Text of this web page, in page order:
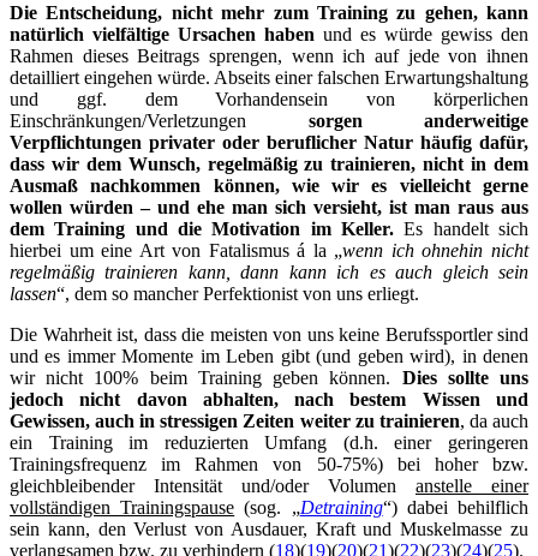
Die Entscheidung, nicht mehr zum Training zu gehen, kann
natürlich vielfältige Ursachen haben und es würde gewiss den
Rahmen dieses Beitrags sprengen, wenn ich auf jede von ihnen
detailliert eingehen würde. Abseits einer falschen Erwartungshaltung
und ggf. dem Vorhandensein von körperlichen
Einschränkungen/Verletzungen sorgen anderweitige
Verpflichtungen privater oder beruflicher Natur häufig dafür,
dass wir dem Wunsch, regelmäßig zu trainieren, nicht in dem
Ausmaß nachkommen können, wie wir es vielleicht gerne
wollen würden – und ehe man sich versieht, ist man raus aus
dem Training und die Motivation im Keller. Es handelt sich
hierbei um eine Art von Fatalismus á la „wenn ich ohnehin nicht
regelmäßig trainieren kann, dann kann ich es auch gleich sein
lassen“, dem so mancher Perfektionist von uns erliegt.
Die Wahrheit ist, dass die meisten von uns keine Berufssportler sind
und es immer Momente im Leben gibt (und geben wird), in denen
wir nicht 100% beim Training geben können. Dies sollte uns
jedoch nicht davon abhalten, nach bestem Wissen und
Gewissen, auch in stressigen Zeiten weiter zu trainieren, da auch
ein Training im reduzierten Umfang (d.h. einer geringeren
Trainingsfrequenz im Rahmen von 50-75%) bei hoher bzw.
gleichbleibender Intensität und/oder Volumen anstelle einer
vollständigen Trainingspause (sog. „Detraining“) dabei behilflich
sein kann, den Verlust von Ausdauer, Kraft und Muskelmasse zu
verlangsamen bzw. zu verhindern (18)(19)(20)(21)(22)(23)(24)(25).